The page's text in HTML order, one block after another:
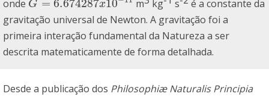
onde G = 6.674287x10
G= 6.674287x10−11 m kg s
é a constante da
gravitação universal de Newton. A gravitação foi a
primeira interação fundamental da Natureza a ser
descrita matematicamente de forma detalhada.
Desde a publicação dos Philosophiæ Naturalis Principia